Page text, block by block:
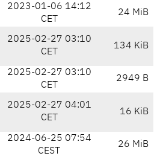
2023-01-06 14:12
CET
24 MiB
2025-02-27 03:10
CET
134 KiB
2025-02-27 03:10
CET
2949 B
2025-02-27 04:01
CET
16 KiB
2024-06-25 07:54
CEST
26 MiB